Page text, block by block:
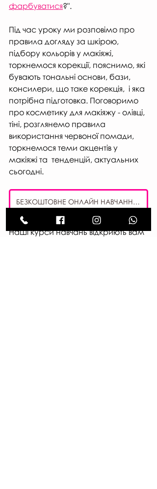
фарбуватися?".
Під час уроку ми розповімо про
правила догляду за шкірою,
підбору кольорів у макіяжі,
торкнемося корекції, пояснимо, які
бувають тональні основи, бази,
консилери, що таке корекція,  і яка
потрібна підготовка. Поговоримо
про косметику для макіяжу - олівці,
тіні, розглянемо правила
використання червоної помади,
торкнемося теми акцентів у
макіяжі та  тенденцій, актуальних
сьогодні.
БЕЗКОШТОВНЕ ОНЛАЙН НАВЧАННЯ МАКІЯЖУ
Наші курси навчань відкриють вам